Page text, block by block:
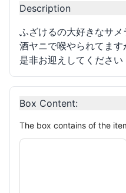
Description
ふざけるの大好きなサメ
酒ヤニで喉やられてます
是非お迎えしてください
Box Content:
The box contains of the